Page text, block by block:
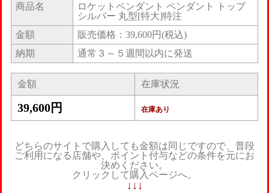
商品名
ロケットペンダント ペンダント トップ
シルバー 丸型[特大]特注
金額
販売価格：39,600円(税込)
納期
通常３～５週間以内に発送
金額 在庫状況
39,600円 在庫あり
どちらのサイトで購入しても金額は同じですので、普段
ご利用になる店舗や、ポイント付与などの条件を元にお
決めください。
クリックして購入ページへ。
↓↓↓